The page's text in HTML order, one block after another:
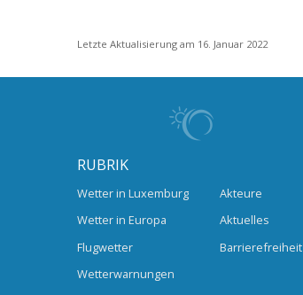
Letzte Aktualisierung am 16. Januar 2022
RUBRIK
Wetter in Luxemburg
Wetter in Europa
Flugwetter
Wetterwarnungen
Akteure
Aktuelles
Barrierefreiheit